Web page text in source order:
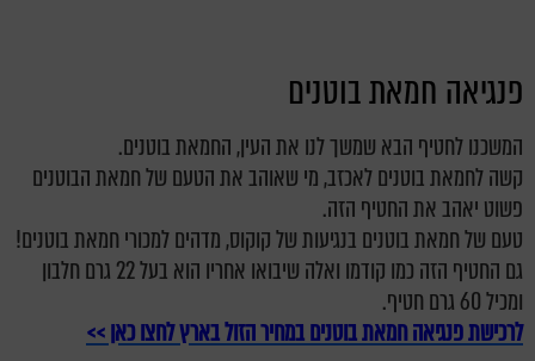
פנגיאה חמאת בוטנים
המשכנו לחטיף הבא שמשך לנו את העין, החמאת בוטנים.
קשה לחמאת בוטנים לאכזב, מי שאוהב את הטעם של חמאת הבוטנים
פשוט יאהב את החטיף הזה.
טעם של חמאת בוטנים בנגיעות של קוקוס, מדהים למכורי חמאת בוטנים!
גם החטיף הזה כמו קודמו ואלה שיבואו אחריו הוא בעל 22 גרם חלבון
ומכיל 60 גרם חטיף.
לרכישת פנגיאה חמאת בוטנים במחיר הזול בארץ לחצו כאן >>